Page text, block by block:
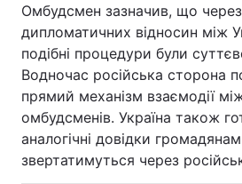
Омбудсмен зазначив, що через
дипломатичних відносин між
подібні процедури були
Водночас російська сторона
прямий механізм взаємодії
омбудсменів. Україна також
аналогічні довідки
звертатимуться через